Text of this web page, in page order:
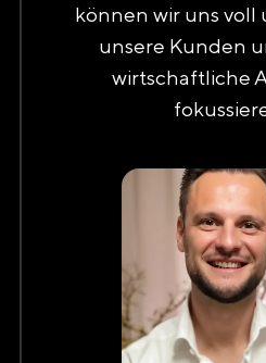
können wir uns voll
unsere Kunden
wirtschaftliche